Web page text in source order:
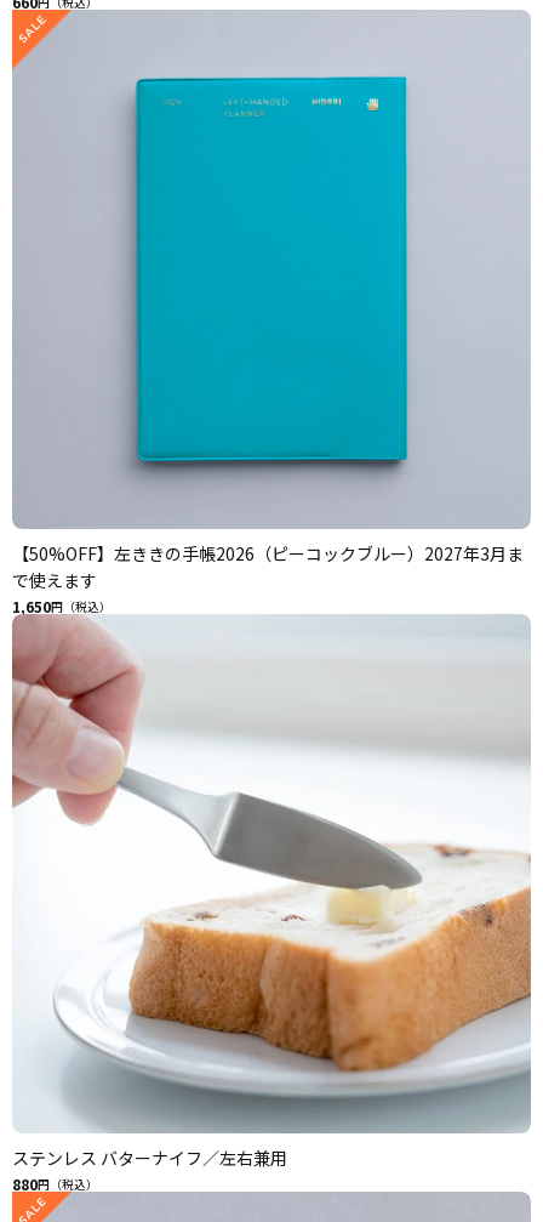
【50%OFF】左ききの手帳2026（ピーコックブルー）2027年3月ま
で使えます
1,650円（税込）
ステンレス バターナイフ／左右兼用
880円（税込）